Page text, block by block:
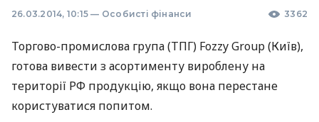
26.03.2014, 10:15 — Особисті фінанси 3362
Торгово-промислова група (ТПГ) Fozzy Group (Київ),
готова вивести з асортименту вироблену на
території РФ продукцію, якщо вона перестане
користуватися попитом.